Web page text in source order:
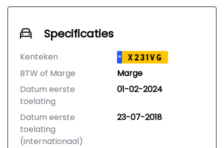
Specificaties
Kenteken NL X231VG
BTW of Marge
Marge
Datum eerste
toelating
01-02-2024
Datum eerste
toelating
(internationaal)
23-07-2018